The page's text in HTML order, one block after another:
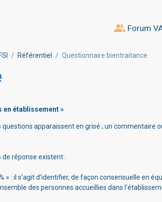
Forum
Référentiel Questionnaire bientraitance
en établissement »
apparaissent en grisé ; un commentaire
réponse existent :
: il s’agit d’identifier, de façon consensuelle en
des personnes accueillies dans